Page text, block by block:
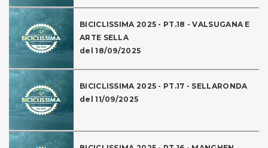
BICICLISSIMA 2025 - PT.18 - VALSUGANA E
ARTE SELLA
del 18/09/2025
BICICLISSIMA 2025 - PT.17 - SELLARONDA
del 11/09/2025